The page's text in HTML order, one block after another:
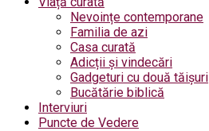
Nevoințe contemporane
Familia de azi
Casa curată
Adicții și vindecări
Gadgeturi cu două tăișuri
Bucătărie biblică
Interviuri
Puncte de Vedere